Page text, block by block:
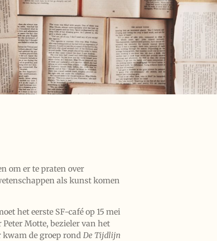
om er te praten over
als kunst komen
het eerste SF-café op 15 mei
Motte, bezieler van het
kwam de groep rond De Tijdlijn